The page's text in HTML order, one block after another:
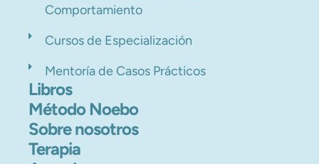
Comportamiento
Cursos de Especialización
Mentoría de Casos Prácticos
Libros
Método Noebo
Sobre nosotros
Terapia